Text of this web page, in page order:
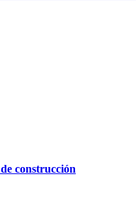
construcción